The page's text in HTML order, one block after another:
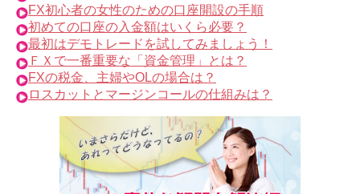
FX初心者の女性のための口座開設の手順
初めての口座の入金額はいくら必要？
最初はデモトレードを試してみましょう！
ＦＸで一番重要な「資金管理」とは？
FXの税金、主婦やOLの場合は？
ロスカットとマージンコールの仕組みは？